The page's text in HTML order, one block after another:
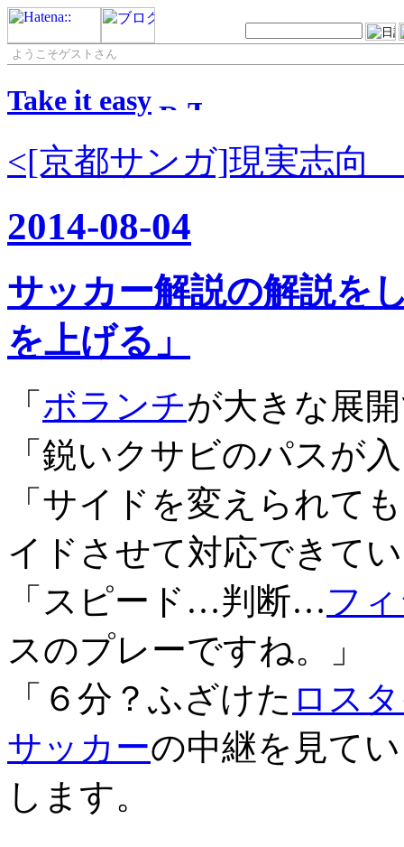
ようこそゲストさん
Take it easy
<[京都サンガ]現実志向
2014-08-04
サッカー解説の解説
を上げる」
「 ボランチが大きな展
「鋭いクサビのパスが
「サイドを変えられて
イドさせて対応できて
「スピード…判断…フ
スのプレーですね。」
「６分？ふざけた ロス
サッカーの中継を見て
します。